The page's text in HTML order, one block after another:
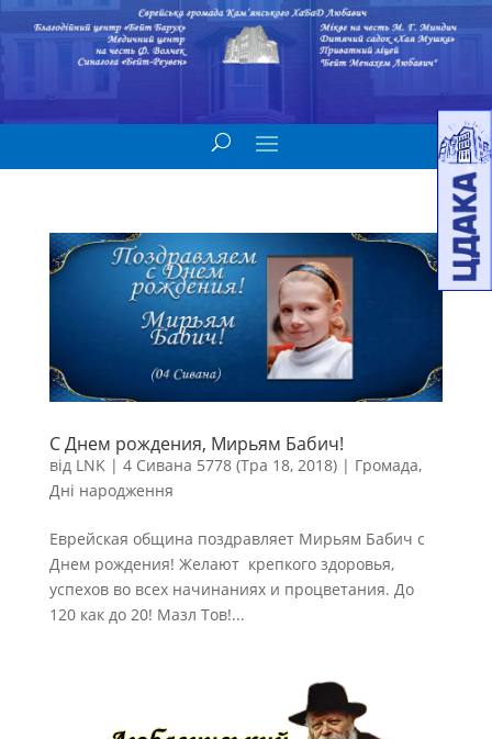
С Днем рождения, Мирьям Бабич!
від LNK| 4 Сивана 5778 (Тра 18, 2018)| Громада,
Дні народження
Еврейская община поздравляет Мирьям Бабич с
Днем рождения! Желают крепкого здоровья,
успехов во всех начинаниях и процветания. До
120 как до 20! Мазл Тов!...